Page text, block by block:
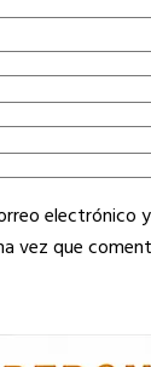
electrónico
vez que